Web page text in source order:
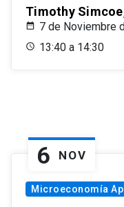
Timothy
7 de Noviembre
13:40 a 14:30
6 NOV
Microeconomía